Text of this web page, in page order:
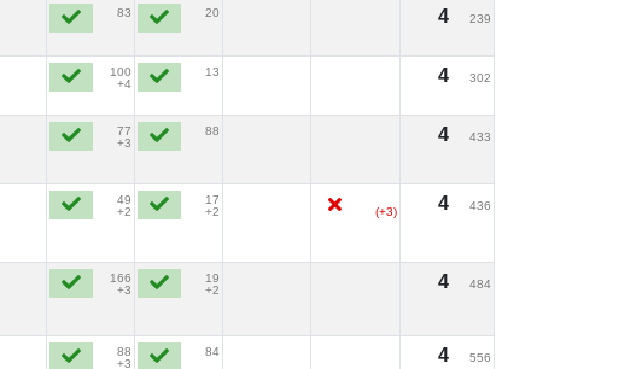
83 20 4 239
100
+4
13 4 302
77
+3
88 4 433
49
+2
17
+2
(+3) 4 436
166
+3
19
+2
4 484
88
+3
84 4 556